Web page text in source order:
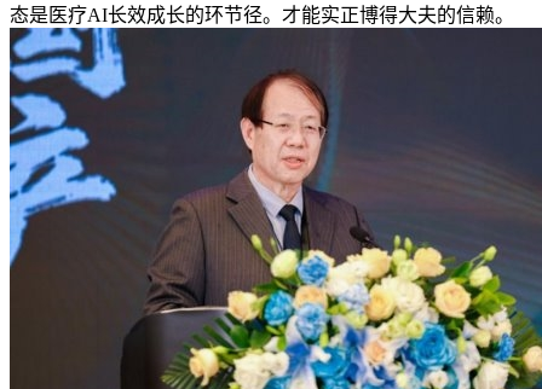
态是医疗AI长效成长的环节径。才能实正博得大夫的信赖。